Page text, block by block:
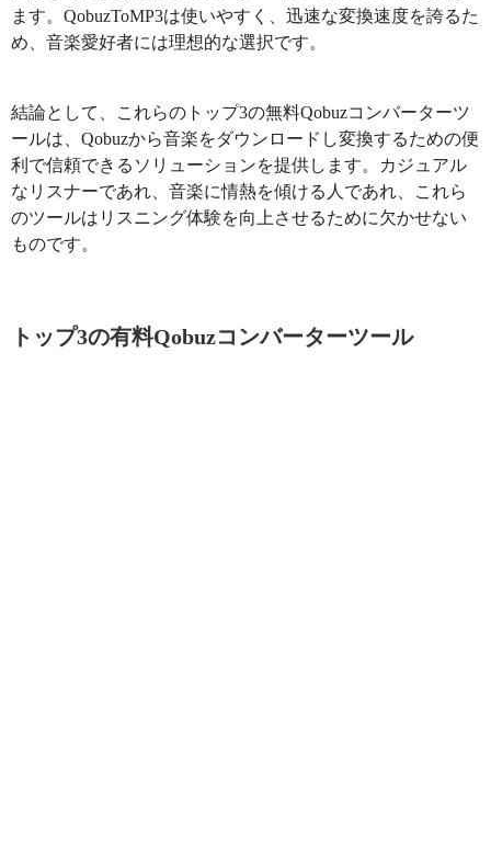
ます。QobuzToMP3は使いやすく、迅速な変換速度を誇るた
め、音楽愛好者には理想的な選択です。
結論として、これらのトップ3の無料Qobuzコンバーターツ
ールは、Qobuzから音楽をダウンロードし変換するための便
利で信頼できるソリューションを提供します。カジュアル
なリスナーであれ、音楽に情熱を傾ける人であれ、これら
のツールはリスニング体験を向上させるために欠かせない
ものです。
トップ3の有料Qobuzコンバーターツール